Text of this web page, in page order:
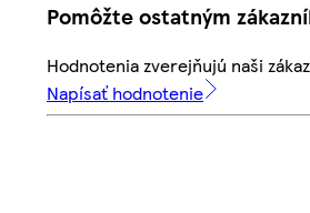
Pomôžte ostatným
Hodnotenia zverejňujú naši
Napísať hodnotenie